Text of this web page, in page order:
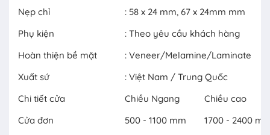
Nẹp chỉ
: 58 x 24 mm, 67 x 24mm mm
Phụ kiện
: Theo yêu cầu khách hàng
Hoàn thiện bề mặt
: Veneer/Melamine/Laminate
Xuất sứ
: Việt Nam / Trung Quốc
Chi tiết cửa
Chiều Ngang
Chiều cao
Cửa đơn
500 - 1100 mm
1700 - 2400